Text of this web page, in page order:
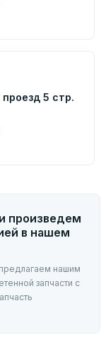
5 стр.
произведем
в нашем
нашим
запчасти с